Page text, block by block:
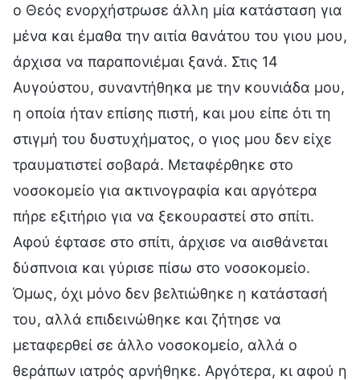
ο Θεός ενορχήστρωσε άλλη μία κατάσταση για
μένα και έμαθα την αιτία θανάτου του γιου μου,
άρχισα να παραπονιέμαι ξανά. Στις 14
Αυγούστου, συναντήθηκα με την κουνιάδα μου,
η οποία ήταν επίσης πιστή, και μου είπε ότι τη
στιγμή του δυστυχήματος, ο γιος μου δεν είχε
τραυματιστεί σοβαρά. Μεταφέρθηκε στο
νοσοκομείο για ακτινογραφία και αργότερα
πήρε εξιτήριο για να ξεκουραστεί στο σπίτι.
Αφού έφτασε στο σπίτι, άρχισε να αισθάνεται
δύσπνοια και γύρισε πίσω στο νοσοκομείο.
Όμως, όχι μόνο δεν βελτιώθηκε η κατάστασή
του, αλλά επιδεινώθηκε και ζήτησε να
μεταφερθεί σε άλλο νοσοκομείο, αλλά ο
θεράπων ιατρός αρνήθηκε. Αργότερα, κι αφού η